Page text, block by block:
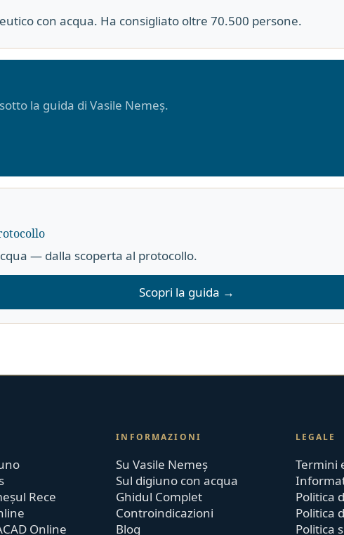
con acqua. Ha consigliato oltre 70.500 persone.
la guida di Vasile Nemeș.
— dalla scoperta al protocollo.
Scopri la guida →
Rece
Online
INFORMAZIONI
Su Vasile Nemeș
Sul digiuno con acqua
Ghidul Complet
Controindicazioni
Blog
LEGALE
Termini
Politica
Politica
Politica